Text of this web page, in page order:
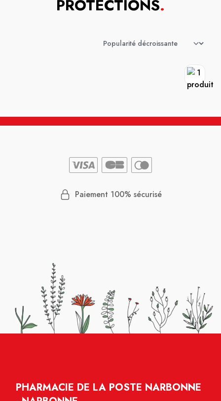
PROTECTIONS.
Paiement 100% sécurisé
PHARMACIE DE LA POSTE NARBONNE